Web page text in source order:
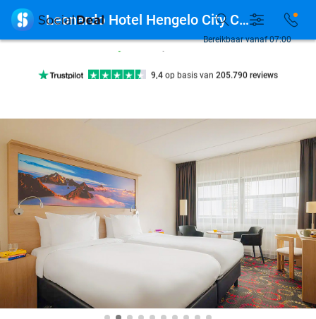
Bereikbaar vanaf 07:00
 Leonardo Hotel Hengelo City Center